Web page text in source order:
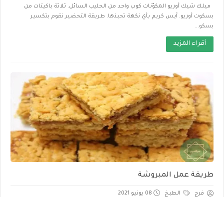
ميلك شيك أوريو المكوّنات كوب واحد من الحليب السائل. ثلاثة باكيتات من
بسكوت أوريو. آيس كريم بأي نكهة تحبذها. طريقة التحضير نقوم بتكسير
بسكو...
أقراء المزيد
طريقة عمل المبروشة
فرح الطبخ 08 يونيو 2021